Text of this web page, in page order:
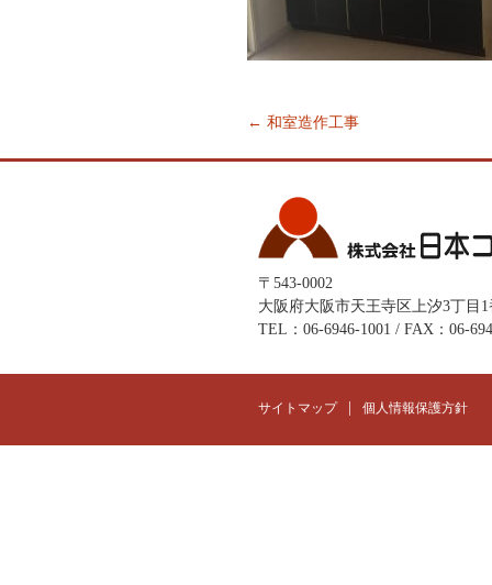
Post
navigation
← 和室造作工事
〒543-0002
大阪府大阪市天王寺区上汐3丁目
TEL：06-6946-1001 / FAX：06-
サイトマップ 個人情報保護方針